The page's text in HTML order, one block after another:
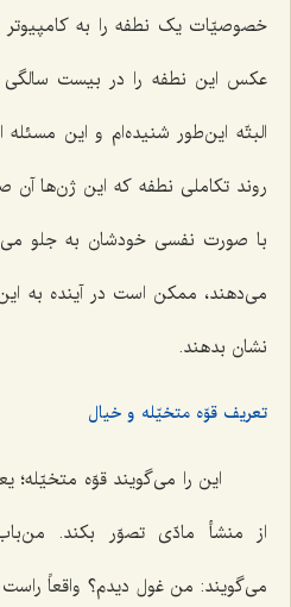
خصوصیّات یک نطفه را به
عکس این نطفه را در بیست
البتّه این‌طور شنیده‌ام و این مسئله
روند تکاملى نطفه که این ژن‌ها
با صورت نفسی خودشان به جلو
مى‌دهند، ممکن است در آینده به
نشان بدهند.
تعریف قوّه متخیّله و خیال
این را مى‌گویند قوّه
از منشأ مادّى تصوّر بکند.
مى‌گویند: من غول دیدم؟ واقعاً